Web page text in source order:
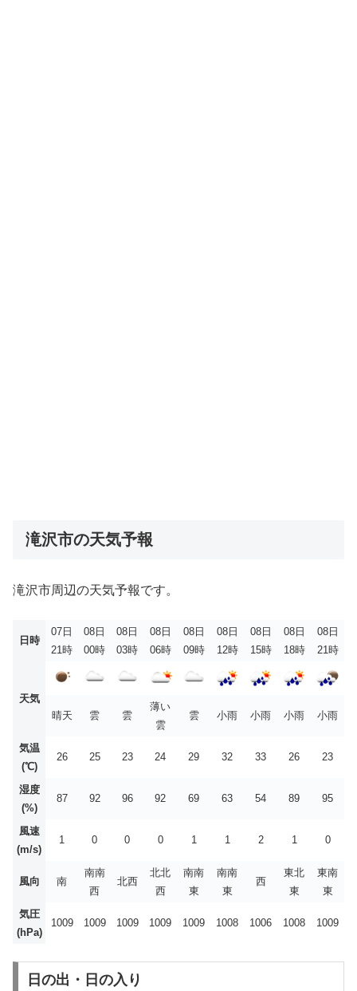
滝沢市の天気予報
滝沢市周辺の天気予報です。
日時
07日
21時
08日
00時
08日
03時
08日
06時
08日
09時
08日
12時
08日
15時
08日
18時
08日
21時
天気
晴天
雲 雲
薄い
雲
雲 小雨 小雨 小雨 小雨
気温
(℃)
26 25 23 24 29 32 33 26 23
湿度
(%)
87 92 96 92 69 63 54 89 95
風速
(m/s)
1 0 0 0 1 1 2 1 0
風向 南
南南
西
北西
北北
西
南南
東
南南
東
西
東北
東
東南
東
気圧
(hPa)
1009 1009 1009 1009 1009 1008 1006 1008 1009
日の出・日の入り